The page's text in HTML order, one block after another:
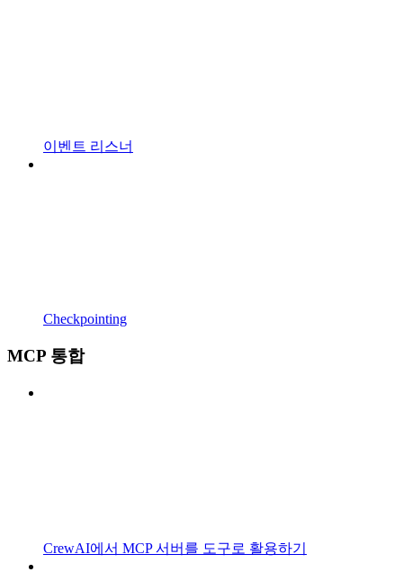
이벤트 리스너
Checkpointing
MCP 통합
CrewAI에서 MCP 서버를 도구로 활용하기